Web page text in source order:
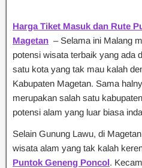
Harga Tiket Masuk dan Rute
Magetan – Selama ini Malang
potensi wisata terbaik yang ada
satu kota yang tak mau kalah
Kabupaten Magetan. Sama
merupakan salah satu
potensi alam yang luar biasa
Selain Gunung Lawu, di
wisata alam yang tak kalah
Puntok Geneng Poncol.